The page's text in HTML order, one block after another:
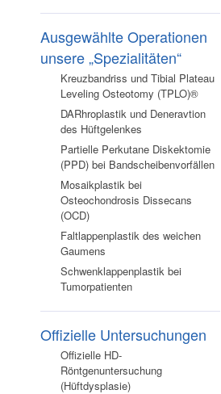
Ausgewählte Operationen
unsere „Spezialitäten“
Kreuzbandriss und Tibial Plateau
Leveling Osteotomy (TPLO)®
DARhroplastik und Deneravtion
des Hüftgelenkes
Partielle Perkutane Diskektomie
(PPD) bei Bandscheibenvorfällen
Mosaikplastik bei
Osteochondrosis Dissecans
(OCD)
Faltlappenplastik des weichen
Gaumens
Schwenklappenplastik bei
Tumorpatienten
Offizielle Untersuchungen
Offizielle HD-
Röntgenuntersuchung
(Hüftdysplasie)